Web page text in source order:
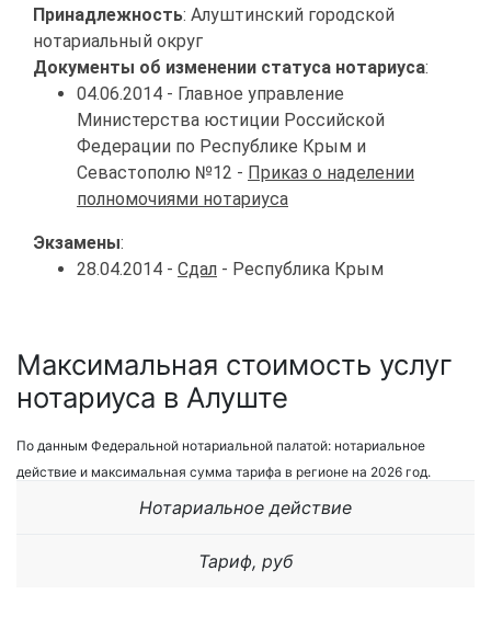
Принадлежность: Алуштинский городской
нотариальный округ
Документы об изменении статуса нотариуса:
04.06.2014 - Главное управление
Министерства юстиции Российской
Федерации по Республике Крым и
Севастополю №12 - Приказ о наделении
полномочиями нотариуса
Экзамены:
28.04.2014 - Сдал - Республика Крым
Максимальная стоимость услуг
нотариуса в Алуште
По данным Федеральной нотариальной палатой: нотариальное
действие и максимальная сумма тарифа в регионе на 2026 год.
Нотариальное действие
Тариф, руб